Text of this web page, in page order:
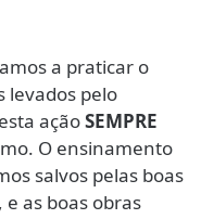
a praticar o
levados pelo
açãoSEMPRE
O ensinamento
salvos pelas boas
e as boas obras